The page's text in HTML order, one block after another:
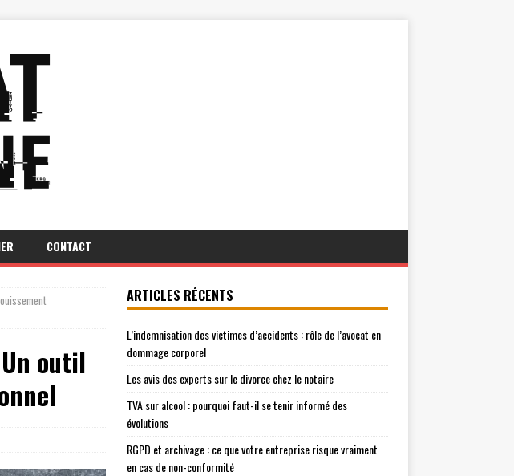
CONTACT
outil
ARTICLES RÉCENTS
L’indemnisation des victimes d’accidents : rôle de l’avocat en
dommage corporel
Les avis des experts sur le divorce chez le notaire
TVA sur alcool : pourquoi faut-il se tenir informé des
évolutions
RGPD et archivage : ce que votre entreprise risque vraiment
en cas de non-conformité